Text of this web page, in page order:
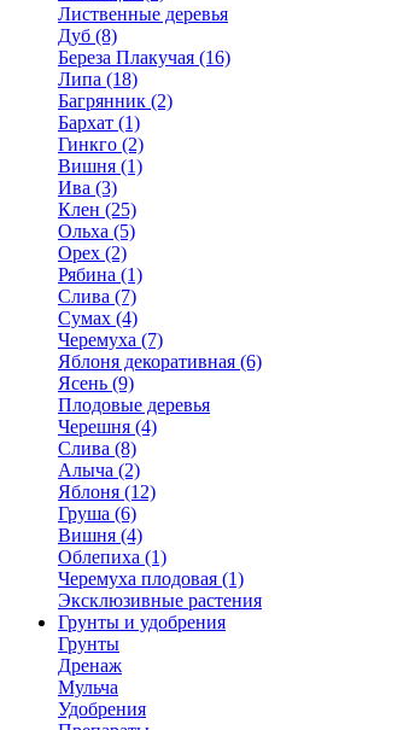
Лиственные деревья
Дуб (8)
Береза Плакучая (16)
Липа (18)
Багрянник (2)
Бархат (1)
Гинкго (2)
Вишня (1)
Ива (3)
Клен (25)
Ольха (5)
Орех (2)
Рябина (1)
Слива (7)
Сумах (4)
Черемуха (7)
Яблоня декоративная (6)
Ясень (9)
Плодовые деревья
Черешня (4)
Слива (8)
Алыча (2)
Яблоня (12)
Груша (6)
Вишня (4)
Облепиха (1)
Черемуха плодовая (1)
Эксклюзивные растения
Грунты и удобрения
Грунты
Дренаж
Мульча
Удобрения